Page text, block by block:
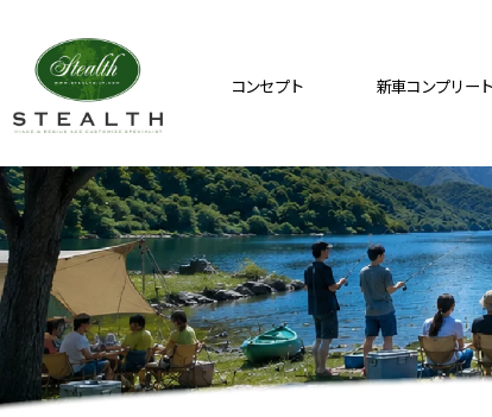
コンセプト 新車コンプリー